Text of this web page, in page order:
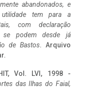
abandonados, e
utilidade tem para a
com declaração
se podem desde já
de Bastos. Arquivo
Vol. LVI, 1998 -
das Ilhas do Faial,